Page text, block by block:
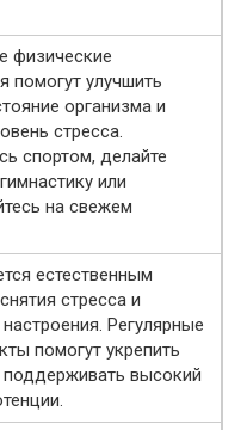
физические
помогут улучшить
организма и
стресса.
спортом, делайте
или
на свежем
естественным
стресса и
Регулярные
помогут укрепить
высокий